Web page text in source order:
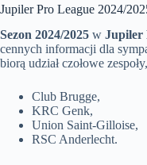
Jupiler Pro League 2024/
Sezon 2024/2025 w Jupiler
cennych informacji dla
biorą udział czołowe
Club Brugge,
KRC Genk,
Union Saint-Gilloise,
RSC Anderlecht.